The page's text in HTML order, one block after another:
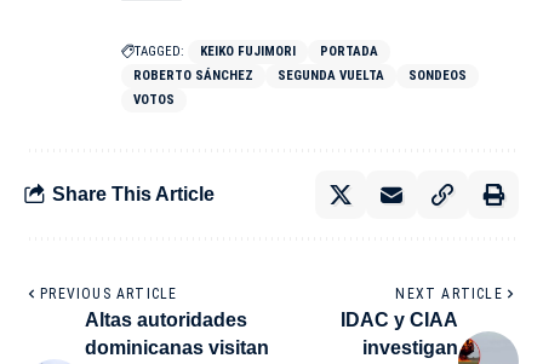
TAGGED: KEIKO FUJIMORI
PORTADA
ROBERTO SÁNCHEZ
SEGUNDA VUELTA
SONDEOS
VOTOS
Share This Article
PREVIOUS ARTICLE
Altas autoridades
dominicanas visitan
NEXT ARTICLE
IDAC y CIAA
investigan